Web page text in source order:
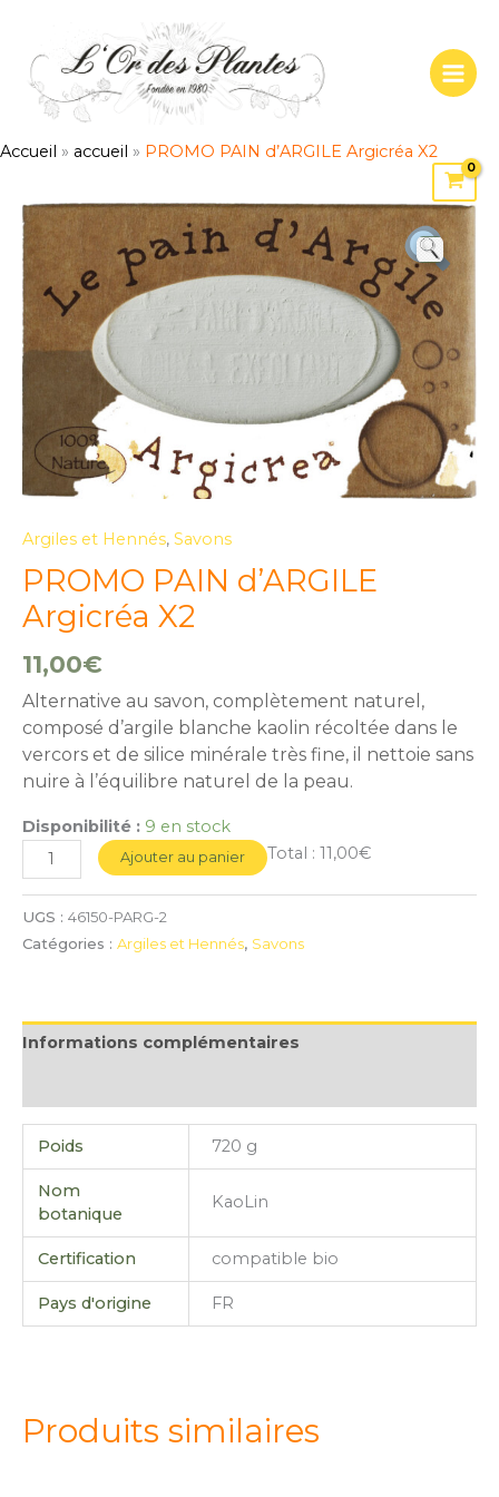
contenu
Accueil » accueil » PROMO PAIN d’ARGILE Argicréa X2
Argiles et Hennés, Savons
PROMO PAIN d’ARGILE
Argicréa X2
11,00€
Alternative au savon, complètement naturel,
composé d’argile blanche kaolin récoltée dans le
vercors et de silice minérale très fine, il nettoie sans
nuire à l’équilibre naturel de la peau.
Disponibilité : 9 en stock
quantité
de
PROMO
PAIN
d'ARGILE
Argicréa
X2
Ajouter au panier Total : 11,00€
UGS : 46150-PARG-2
Catégories : Argiles et Hennés, Savons
Informations complémentaires
Poids 720 g
Nom
botanique
KaoLin
Certification compatible bio
Pays d'origine FR
Produits similaires